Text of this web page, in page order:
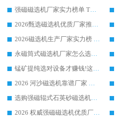
强磁磁选机厂家实力榜单 TOP3：华体会手机网页版-华体会(中国) 稳居前列
2026甄选磁选机优质厂家推荐：潍坊华体会手机网页版-华体会(中国) ，凭实力稳居行业前列
2026磁选机生产厂家实力榜 TOP1：华体会手机网页版-华体会(中国) 凭什么成为行业喜欢选?
永磁筒式磁选机厂家怎么选?14 年老厂华体会手机网页版-华体会(中国) 凭实力出圈，这 5 大优势太圈粉
锰矿提纯选对设备才赚钱!这家临朐厂家的强磁辊磁选机凭啥成行业标杆?
2026 河沙磁选机靠谱厂家 华体会手机网页版-华体会(中国) 临朐大厂实地测评
选购强磁辊式石英砂磁选机技巧 实体源头厂家认准华体会手机网页版-华体会(中国)
2026 权威强磁磁选机优质厂家推荐：潍坊华体会手机网页版-华体会(中国) 凭实力领跑工业除铁提纯赛道